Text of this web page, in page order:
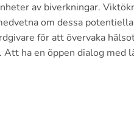
av biverkningar.
om dessa
för att övervaka
ha en öppen dialog